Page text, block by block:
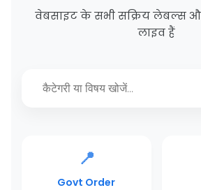
वेबसाइट के सभी सक्रिय लेबल्स
लाइव हैं
📍
Govt Order